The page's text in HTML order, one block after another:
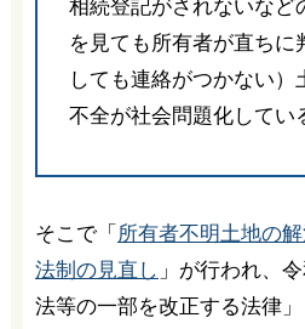
相続登記がされないなど
を見ても所有者が直ちに
しても連絡がつかない）
不全が社会問題化してい
そこで「 所有者不明土地の
法制の見直し 」が行われ、
法等の一部を改正する法律